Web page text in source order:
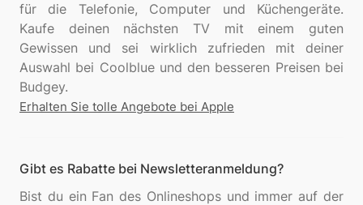
für die Telefonie, Computer und Küchengeräte.
Kaufe deinen nächsten TV mit einem guten
Gewissen und sei wirklich zufrieden mit deiner
Auswahl bei Coolblue und den besseren Preisen bei
Erhalten Sie tolle Angebote bei Apple
Gibt es Rabatte bei Newsletteranmeldung?
Bist du ein Fan des Onlineshops und immer auf der